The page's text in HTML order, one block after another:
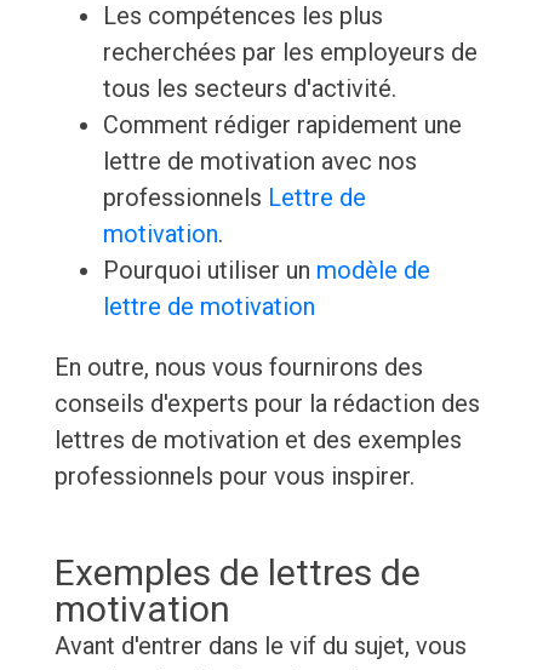
Les compétences les plus
recherchées par les employeurs de
tous les secteurs d'activité.
Comment rédiger rapidement une
lettre de motivation avec nos
professionnels Lettre de
motivation.
Pourquoi utiliser un modèle de
lettre de motivation
En outre, nous vous fournirons des
conseils d'experts pour la rédaction des
lettres de motivation et des exemples
professionnels pour vous inspirer.
Exemples de lettres de
motivation
Avant d'entrer dans le vif du sujet, vous